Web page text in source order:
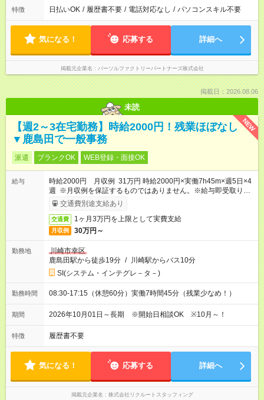
特徴 日払いOK / 履歴書不要 / 電話対応なし / パソコンスキル不要
気になる！ 応募する 詳細へ
掲載元企業名 パーソルファクトリーパートナーズ株式会社
掲載日：2026.08.06
未読
NEW
【週2～3在宅勤務】時給2000円！残業ほぼなし
▼鹿島田で一般事務
派遣 ブランクOK WEB登録・面接OK
給与
時給2000円 月収例 31万円 時給2000円×実働7h45m×週5日×4
週 ※月収例を保証するものではありません。※給与即受取りサ
ービス利用可（利用条件有）
交通費別途支給あり
交通費 1ヶ月3万円を上限として実費支給
月収例 30万円～
勤務地
川崎市幸区
鹿島田駅から徒歩19分 / 川崎駅からバス10分
SI(システム・インテグレ－タ－)
勤務時間 08:30-17:15（休憩60分）実働7時間45分（残業少なめ！）
期間 2026年10月01日～長期 ※開始日相談OK ※10月～！
特徴 履歴書不要
気になる！ 応募する 詳細へ
掲載元企業名 株式会社リクルートスタッフィング